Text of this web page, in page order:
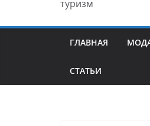
туризм
ГЛАВНАЯ
СТАТЬИ